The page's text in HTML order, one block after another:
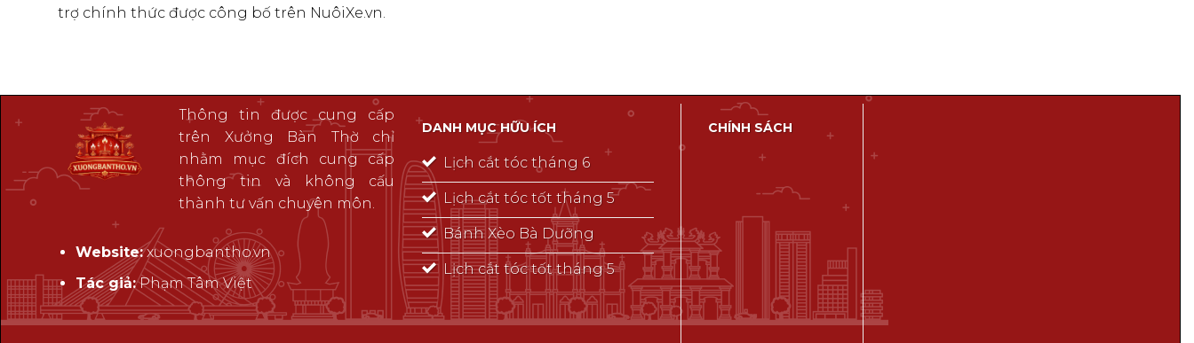
trợ chính thức được công bố trên NuôiXe.vn.
Thông tin được cung cấp
trên Xưởng Bàn Thờ chỉ
nhằm mục đích cung cấp
thông tin và không cấu
thành tư vấn chuyên môn.
Website:xuongbantho.vn
Tác giả:Phạm Tâm Việt
DANH MỤC HỮU ÍCH
Lịch cắt tóc tháng 6
Lịch cắt tóc tốt tháng 5
Bánh Xèo Bà Dưỡng
Lịch cắt tóc tốt tháng 5
CHÍNH SÁCH